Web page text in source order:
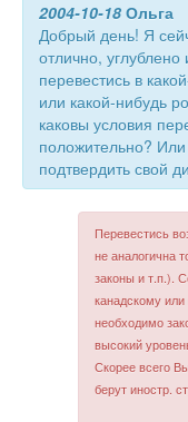
2004-10-18 Ольга
Добрый день! Я
отлично,
перевестись в
или какой-нибудь
каковы условия
положительно?
подтвердить свой
Перевестись
не аналогична
законы и т.п.).
канадскому
необходимо
высокий
Скорее всего
берут иностр.